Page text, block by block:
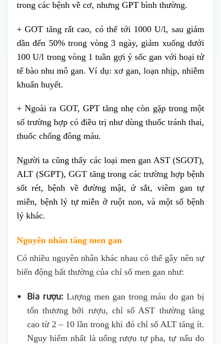
trong các bệnh về cơ, nhưng GPT bình thường.
+ GOT tăng rất cao, có thể tới 1000 U/l, sau giảm
dần đến 50% trong vòng 3 ngày, giảm xuống dưới
100 U/l trong vòng 1 tuần gợi ý sốc gan với hoại tử
tế bào nhu mô gan. Ví dụ: xơ gan, loạn nhịp, nhiễm
khuẩn huyết.
+ Ngoài ra GOT, GPT tăng nhẹ còn gặp trong một
số trường hợp có điều trị như dùng thuốc tránh thai,
thuốc chống đông máu.
Người ta cũng thấy các loại men gan AST (SGOT),
ALT (SGPT), GGT tăng trong các trường hợp bệnh
sốt rét, bệnh về đường mật, ứ sắt, viêm gan tự
miễn, bệnh lý tự miễn ở ruột non, và một số bệnh
lý khác.
Nguyên nhân tăng men gan
Có nhiều nguyên nhân khác nhau có thể gây nên sự
biến động bất thường của chỉ số men gan như:
Bia rượu: Lượng men gan trong máu do gan bị
tổn thương bởi rượu, chỉ số AST thường tăng
cao từ 2 – 10 lần trong khi đó chỉ số ALT tăng ít.
Nguy hiểm nhất là uống rượu tự pha, tự nấu do